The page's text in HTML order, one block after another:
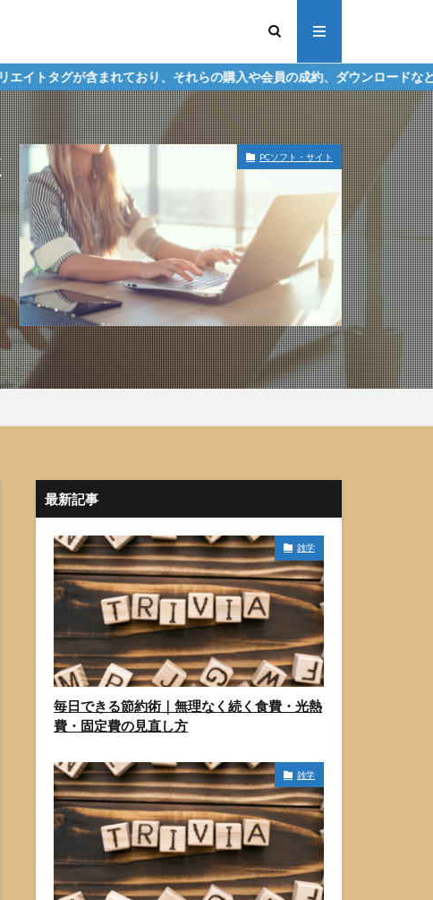
おり、それらの購入や会員の成約、ダウンロードなどからの収益化を行
PCソフト・サイト
最新記事
雑学
毎日できる節約術｜無理なく続く食費・光熱
費・固定費の見直し方
雑学